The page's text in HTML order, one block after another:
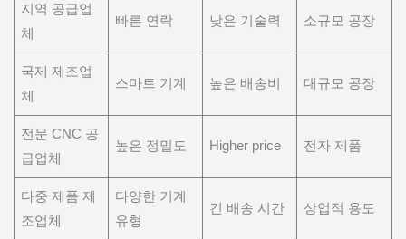
지역 공급업
체
빠른 연락 낮은 기술력 소규모 공장
국제 제조업
체
스마트 기계 높은 배송비 대규모 공장
전문 CNC 공
급업체
높은 정밀도 Higher price 전자 제품
다중 제품 제
조업체
다양한 기계
유형
긴 배송 시간 상업적 용도